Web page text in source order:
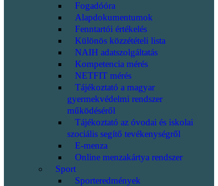
Fogadóóra
Alapdokumentumok
Fenntartói értékelés
Különös közzétételi lista
NAIH adatszolgáltatás
Kompetencia mérés
NETFIT mérés
Tájékoztató a magyar
gyermekvédelmi rendszer
működéséről
Tájékoztató az óvodai és iskolai
szociális segítő tevékenységről
E-menza
Online menzakártya rendszer
Sport
Sporteredmények